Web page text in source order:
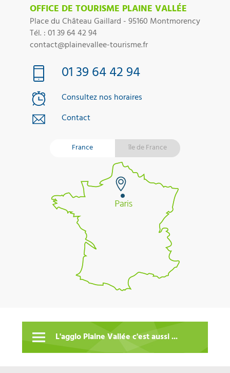
OFFICE DE TOURISME PLAINE VALLÉE
Place du Château Gaillard - 95160 Montmorency
Tél. : 01 39 64 42 94
contact@plainevallee-tourisme.fr
01 39 64 42 94
Consultez nos horaires
Contact
France île de France
L'agglo Plaine Vallée c'est aussi ...